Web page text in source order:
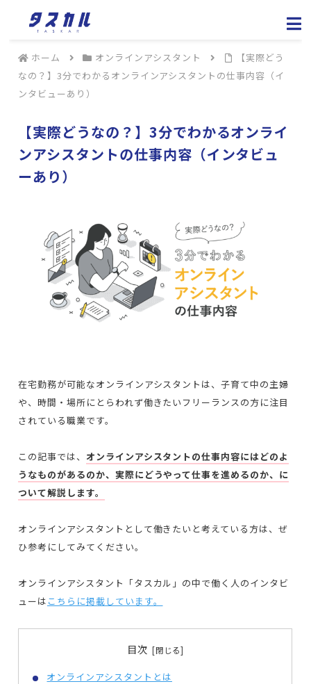
ホーム オンラインアシスタント
【実際どう
なの？】3分でわかるオンラインアシスタントの仕事内容（イ
ンタビューあり）
【実際どうなの？】3分でわかるオンライ
ンアシスタントの仕事内容（インタビュ
ーあり）
在宅勤務が可能なオンラインアシスタントは、子育て中の主婦
や、時間・場所にとらわれず働きたいフリーランスの方に注目
されている職業です。
この記事では、 オンラインアシスタントの仕事内容にはどのよ
うなものがあるのか、実際にどうやって仕事を進めるのか、に
ついて解説します。
オンラインアシスタントとして働きたいと考えている方は、ぜ
ひ参考にしてみてください。
オンラインアシスタント「タスカル」の中で働く人のインタビ
ューは こちらに掲載しています。
目次
オンラインアシスタントとは